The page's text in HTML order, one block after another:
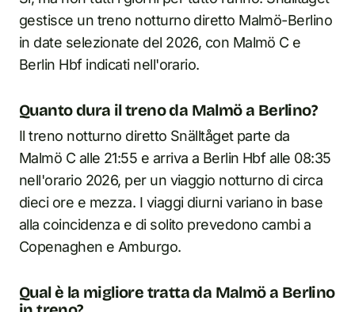
gestisce un treno notturno diretto Malmö-Berlino
in date selezionate del 2026, con Malmö C e
Berlin Hbf indicati nell'orario.
Quanto dura il treno da Malmö a Berlino?
Il treno notturno diretto Snälltåget parte da
Malmö C alle 21:55 e arriva a Berlin Hbf alle 08:35
nell'orario 2026, per un viaggio notturno di circa
dieci ore e mezza. I viaggi diurni variano in base
alla coincidenza e di solito prevedono cambi a
Copenaghen e Amburgo.
Qual è la migliore tratta da Malmö a Berlino